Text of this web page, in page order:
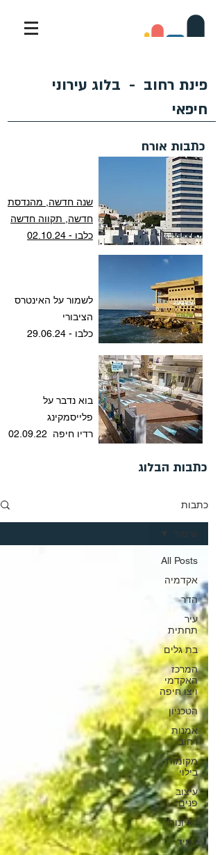
פינת רחוב - בלוג עירוני
חיפאי
כתבות אורח
שנה חדשה, מהנדסת
חדשה, תקווה חדשה
כלבו - 02.10.24
לשמור על האינטרס
הציבורי
כלבו - 29.06.24
בוא נדבר על
פלייסמקינג
רדיו חיפה 02.09.22
כתבות הבלוג
כתבות
All Posts
אקדמיה
הדר
עיר
תחתית
בת גלים
המרכז
האקדמי
ויצו חיפה
הטכניון
אמנות
רחוב
מקומות
בילוי
עיצוב
פנים
ראיונות
עתיד
שימור